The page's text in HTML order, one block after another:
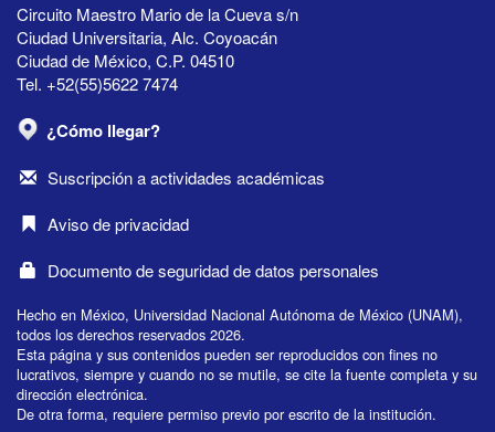
Circuito Maestro Mario de la Cueva s/n
Ciudad Universitaria, Alc. Coyoacán
Ciudad de México, C.P. 04510
Tel. +52(55)5622 7474
¿Cómo llegar?
Suscripción a actividades académicas
Aviso de privacidad
Documento de seguridad de datos personales
Hecho en México, Universidad Nacional Autónoma de México (UNAM),
todos los derechos reservados 2026.
Esta página y sus contenidos pueden ser reproducidos con fines no
lucrativos, siempre y cuando no se mutile, se cite la fuente completa y su
dirección electrónica.
De otra forma, requiere permiso previo por escrito de la institución.